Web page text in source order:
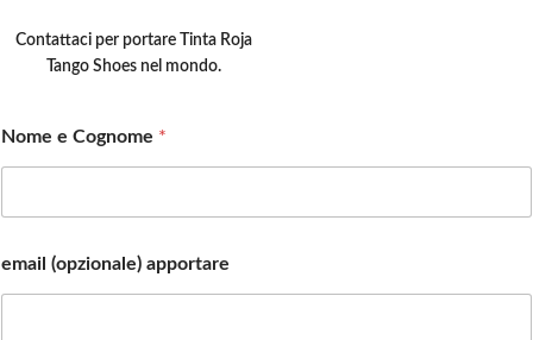
Contattaci per portare Tinta Roja
Tango Shoes nel mondo.
Nome e Cognome *
email (opzionale) apportare